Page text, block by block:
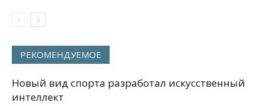
РЕКОМЕНДУЕМОЕ
Новый вид спорта разработал искусственный
интеллект